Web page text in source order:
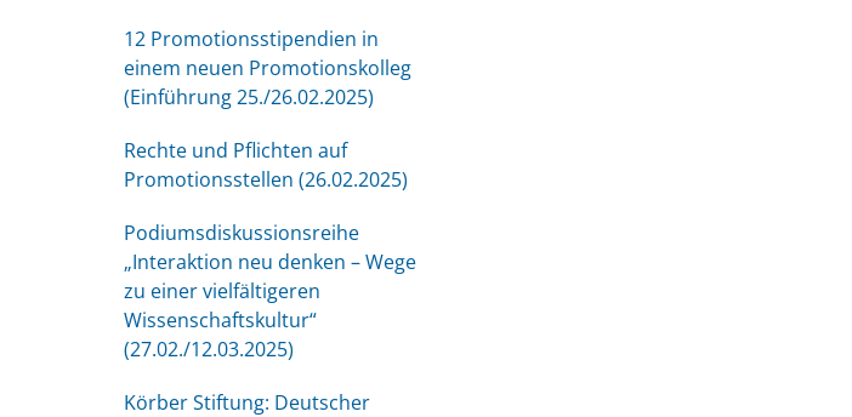
12 Promotionsstipendien in
einem neuen Promotionskolleg
(Einführung 25./26.02.2025)
Rechte und Pflichten auf
Promotionsstellen (26.02.2025)
Podiumsdiskussionsreihe
„Interaktion neu denken – Wege
zu einer vielfältigeren
Wissenschaftskultur“
(27.02./12.03.2025)
Körber Stiftung: Deutscher